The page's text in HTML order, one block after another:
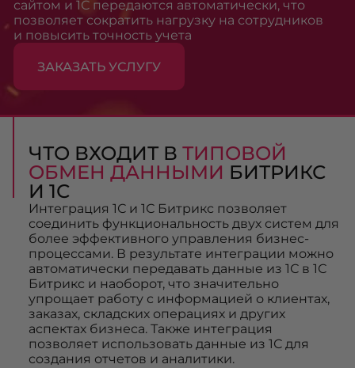
сайтом и 1С передаются автоматически, что
позволяет сократить нагрузку на сотрудников
и повысить точность учета
ЗАКАЗАТЬ УСЛУГУ
ЧТО ВХОДИТ В ТИПОВОЙ
ОБМЕН ДАННЫМИ БИТРИКС
И 1С
Интеграция 1С и 1С Битрикс позволяет
соединить функциональность двух систем для
более эффективного управления бизнес-
процессами. В результате интеграции можно
автоматически передавать данные из 1С в 1С
Битрикс и наоборот, что значительно
упрощает работу с информацией о клиентах,
заказах, складских операциях и других
аспектах бизнеса. Также интеграция
позволяет использовать данные из 1С для
создания отчетов и аналитики.